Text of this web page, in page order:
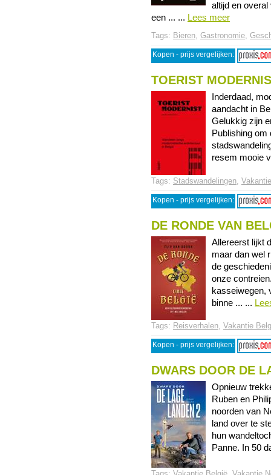
altijd en
een ... ... Lees meer
Tags: Bieren, Gastronomie,
Kopen - prijs vergelijken:
TOERIST
Inderdaad,
aandacht in
Gelukkig zijn
Publishing om
resem mooie
Tags: Stadswandelingen,
Kopen - prijs vergelijken:
DE RONDE VAN
Allereerst lijkt
maar dan wel
de
onze
kasseiwegen,
binne ... ...
Tags: Reisverhalen, Vakantie
Kopen - prijs vergelijken:
DWARS DOOR DE
Opnieuw
Ruben en
noorden van
land over te
hun
Panne. In 50